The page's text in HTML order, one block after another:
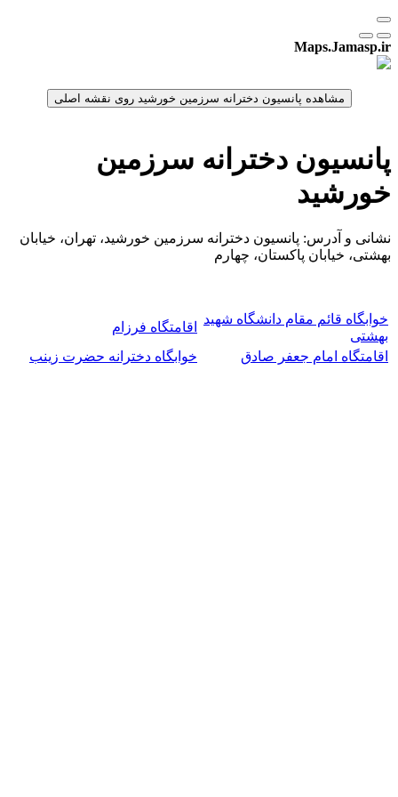
Maps.Jamasp.ir
پانسیون دخترانه سرزمین
خورشید
نشانی و آدرس: پانسیون دخترانه سرزمین خورشید، تهران، خیابان
بهشتی، خیابان پاکستان، چهارم
خوابگاه قائم مقام دانشگاه شهید
بهشتی
اقامتگاه فرزام
اقامتگاه امام جعفر صادق
خوابگاه دخترانه حضرت زینب